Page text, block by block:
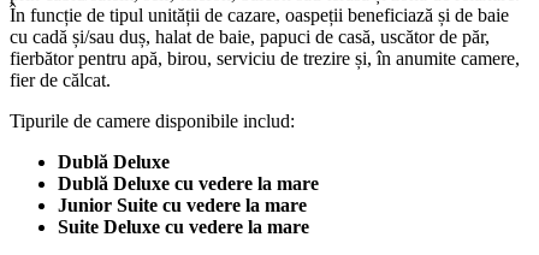
În funcție de tipul unității de cazare, oaspeții beneficiază și de baie
cu cadă și/sau duș, halat de baie, papuci de casă, uscător de păr,
fierbător pentru apă, birou, serviciu de trezire și, în anumite camere,
fier de călcat.
Tipurile de camere disponibile includ:
Dublă Deluxe
Dublă Deluxe cu vedere la mare
Junior Suite cu vedere la mare
Suite Deluxe cu vedere la mare